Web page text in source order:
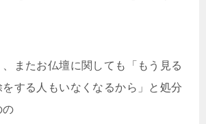
またお仏壇に関しても「もう見る
をする人もいなくなるから」と処分
の